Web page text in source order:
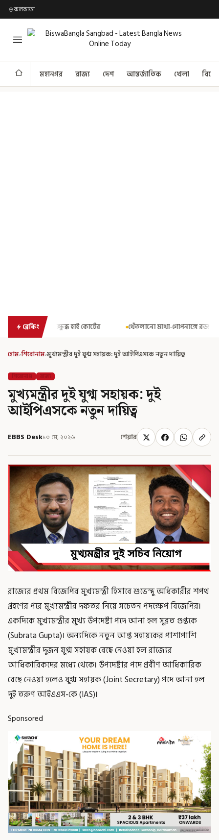
কলকাতা
মহানগর রাজ্য দেশ আন্তর্জাতিক খেলা
ব্রেকিং থেঁতলানো মাথা-গোপনাঙ্গে রড! বিজেপিশাসিত অসমে
হোম›শিরোনাম›মুখ্যমন্ত্রীর দুই যুগ্ম সহায়ক: দুই আইপিএসকে নতুন দায়িত্ব
শিরোনাম রাজ্য
মুখ্যমন্ত্রীর দুই যুগ্ম সহায়ক: দুই
আইপিএসকে নতুন দায়িত্ব
EBBS Desk১০ মে, ২০২৬ শেয়ার
রাজ্যের প্রথম বিজেপির মুখ্যমন্ত্রী হিসাবে শুভেন্দু অধিকারীর শপথ
গ্রহণের পরে মুখ্যমন্ত্রীর দফতর নিয়ে সচেতন পদক্ষেপ বিজেপির।
একদিকে মুখ্যমন্ত্রীর মুখ্য উপদেষ্টা পদে আনা হল সুব্রত গুপ্তকে
(Subrata Gupta)। অন্যদিকে নতুন আপ্ত সহায়কের পাশাপাশি
মুখ্যমন্ত্রীর দুজন যুগ্ম সহায়ক বেছে নেওয়া হল রাজ্যের
আধিকারিকদের মধ্যে থেকে। উপদেষ্টার পদে প্রবীণ আধিকারিক
বেছে নেওয়া হলেও যুগ্ম সহায়ক (Joint Secretary) পদে আনা হল
দুই তরুণ আইএএস-কে (IAS)।
Sponsored